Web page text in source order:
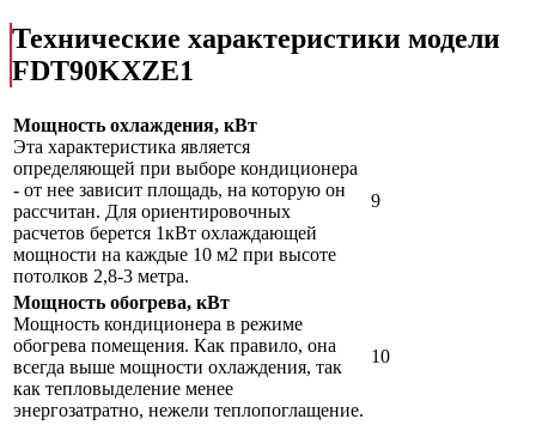
Технические характеристики модели
FDT90KXZE1
Мощность охлаждения, кВт
Эта характеристика является
определяющей при выборе кондиционера
- от нее зависит площадь, на которую он
рассчитан. Для ориентировочных
расчетов берется 1кВт охлаждающей
мощности на каждые 10 м2 при высоте
потолков 2,8-3 метра.
9
Мощность обогрева, кВт
Мощность кондиционера в режиме
обогрева помещения. Как правило, она
всегда выше мощности охлаждения, так
как тепловыделение менее
энергозатратно, нежели теплопоглащение.
10